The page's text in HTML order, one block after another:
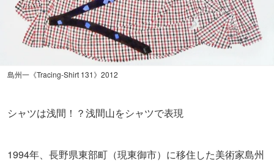
島州一《Tracing-Shirt 131》2012
シャツは浅間！？浅間山をシャツで表現
1994年、長野県東部町（現東御市）に移住した美術家島州